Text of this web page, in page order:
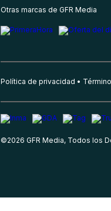
Otras marcas de GFR Media
Política de privacidad
©2026 GFR Media, Todos los